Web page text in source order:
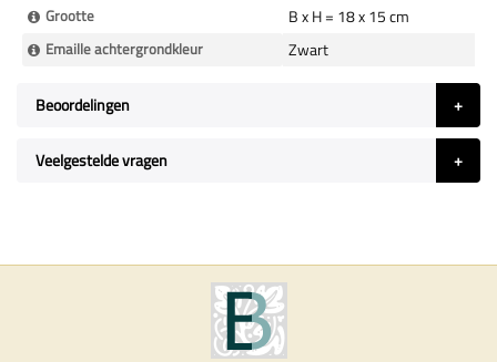
Grootte B x H = 18 x 15 cm
Emaille achtergrondkleur Zwart
Beoordelingen
Veelgestelde vragen